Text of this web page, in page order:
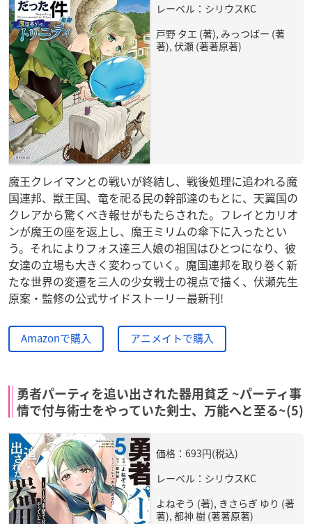
レーベル：シリウスKC
戸野 タエ (著), みっつばー (著
著), 伏瀬 (著著原著)
魔王クレイマンとの戦いが終結し、戦後処理に追われる魔
国連邦、獣王国、竜を祀る民の幹部達のもとに、天翼国の
クレアから驚くべき報せがもたらされた。フレイとカリオ
ンが魔王の座を返上し、魔王ミリムの傘下に入ったとい
う。それによりフォス達三人娘の祖国はひとつになり、彼
女達の立場も大きく変わっていく。魔国連邦を取り巻く新
たな世界の変遷を三人の少女戦士の視点で描く、伏瀬先生
原案・監修の公式サイドストーリー最新刊!
Amazonで購入 アニメイトで購入
勇者パーティを追い出された器用貧乏 ~パーティ事
情で付与術士をやっていた剣士、万能へと至る~(5)
価格：693円(税込)
レーベル：シリウスKC
よねぞう (著), きさらぎ ゆり (著
著), 都神 樹 (著著原著)